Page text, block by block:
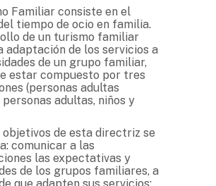
Familiar consiste en el
tiempo de ocio en familia.
de un turismo familiar
adaptación de los servicios a
de un grupo familiar,
estar compuesto por tres
(personas adultas
personas adultas, niños y
objetivos de esta directriz se
comunicar a las
las expectativas y
de los grupos familiares, a